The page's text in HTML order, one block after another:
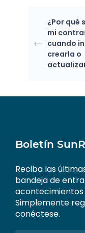
¿Por qué
mi
cuando
crearla o
Boletín
Reciba las
bandeja de
acontecimientos
Simplemente
conéctese.